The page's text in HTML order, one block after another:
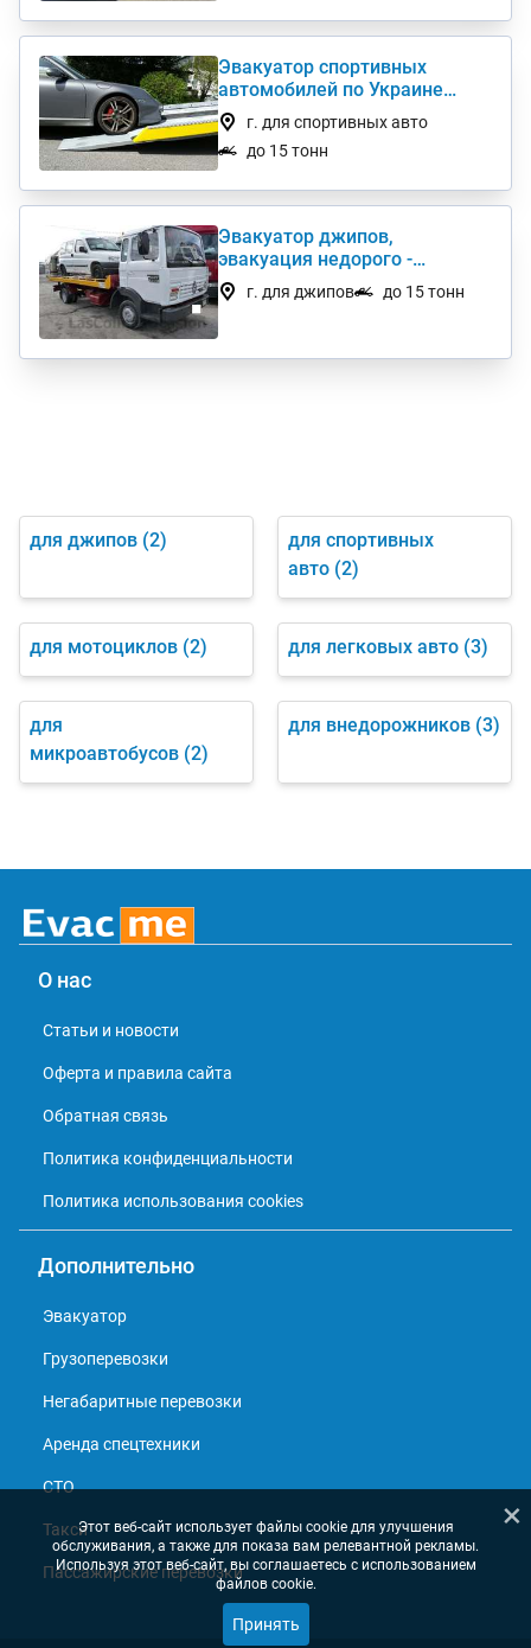
Эвакуатор спортивных
автомобилей по Украине
дешевог. для спортивных авто
до 15 тонн
Эвакуатор джипов,
эвакуация недорого -
Срочный эвакуатор для
джипа
г. для джипов до 15 тонн
для джипов (2)
для спортивных
авто (2)
для мотоциклов (2) для легковых авто (3)
для
микроавтобусов (2)
для внедорожников (3)
О нас
Статьи и новости
Оферта и правила сайта
Обратная связь
Политика конфиденциальности
Политика использования cookies
Дополнительно
Эвакуатор
Грузоперевозки
Негабаритные перевозки
Аренда спецтехники
СТО
Такси
Пассажирские перевозки
×
Этот веб-сайт использует файлы cookie для улучшения
обслуживания, а также для показа вам релевантной рекламы.
Используя этот веб-сайт, вы соглашаетесь с использованием
файлов cookie.
Принять